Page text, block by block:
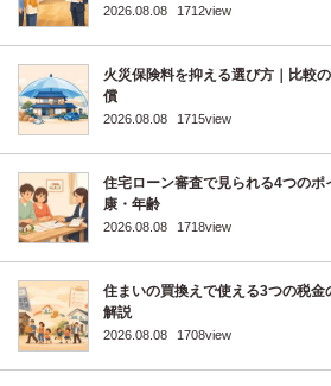
2026.08.08 1712view
火災保険料を抑える選び方｜比較
償
2026.08.08 1715view
住宅ローン審査で見られる4つの
康・年齢
2026.08.08 1718view
住まいの買換えで使える3つの税
解説
2026.08.08 1708view